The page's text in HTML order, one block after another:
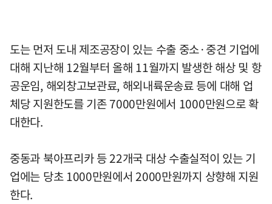
도는 먼저 도내 제조공장이 있는 수출 중소·중견 기업에
대해 지난해 12월부터 올해 11월까지 발생한 해상 및 항
공운임, 해외창고보관료, 해외내륙운송료 등에 대해 업
체당 지원한도를 기존 7000만원에서 1000만원으로 확
대한다.
중동과 북아프리카 등 22개국 대상 수출실적이 있는 기
업에는 당초 1000만원에서 2000만원까지 상향해 지원
한다.